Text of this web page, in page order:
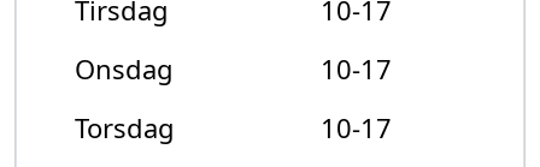
Tirsdag
10-17
Onsdag
10-17
Torsdag
10-17